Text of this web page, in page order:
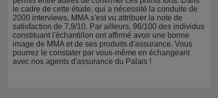
le cadre de cette étude, qui a nécessité la conduite de
2000 interviews, MMA s'est vu attribuer la note de
satisfaction de 7,9/10. Par ailleurs, 96/100 des individus
constituant l'échantillon ont affirmé avoir une bonne
image de MMA et de ses produits d'assurance. Vous
pourrez le constater par vous-même en échangeant
avec nos agents d'assurance du Palais !